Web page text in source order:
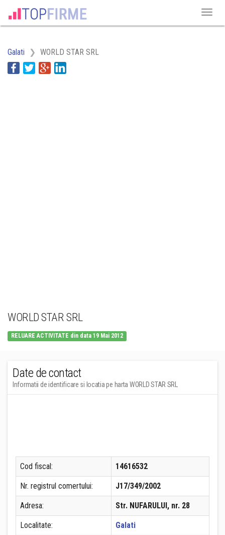
Galati WORLD STAR SRL
WORLD STAR SRL
RELUARE ACTIVITATE din data 19 Mai 2012
Date de contact
Informatii de identificare si locatia pe harta WORLD STAR SRL
Cod fiscal: 14616532
Nr. registrul comertului: J17/349/2002
Adresa: Str. NUFARULUI, nr. 28
Localitate: Galati